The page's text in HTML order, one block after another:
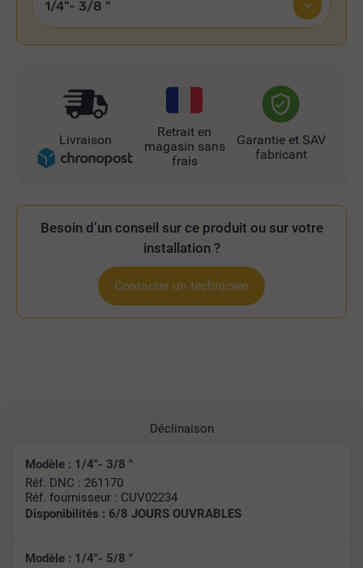
Livraison
Retrait en
magasin sans
frais
Garantie et SAV
fabricant
Besoin d’un conseil sur ce produit ou sur votre
installation ?
Contacter un technicien
Déclinaison
Modèle : 1/4"- 3/8 "
Réf. DNC : 261170
Réf. fournisseur : CUV02234
Disponibilités : 6/8 JOURS OUVRABLES
Modèle : 1/4"- 5/8 "